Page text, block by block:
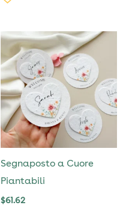
Segnaposto a Cuore
Piantabili
$61.62